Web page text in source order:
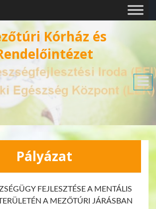
Kórház és
Pályázat
FEJLESZTÉSE A MENTÁLIS
A MEZŐTÚRI JÁRÁSBAN